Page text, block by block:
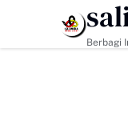
HEADLINE
Berbagi